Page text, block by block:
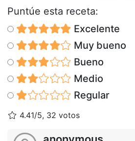
Puntúe esta receta:
Excelente
Muy bueno
Bueno
Medio
Regular
4.41/5, 32 votos